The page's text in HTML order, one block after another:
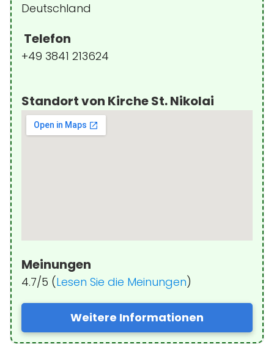
Deutschland
Telefon
+49 3841 213624
Standort von Kirche St. Nikolai
Meinungen
4.7/5 (Lesen Sie die Meinungen)
Weitere Informationen